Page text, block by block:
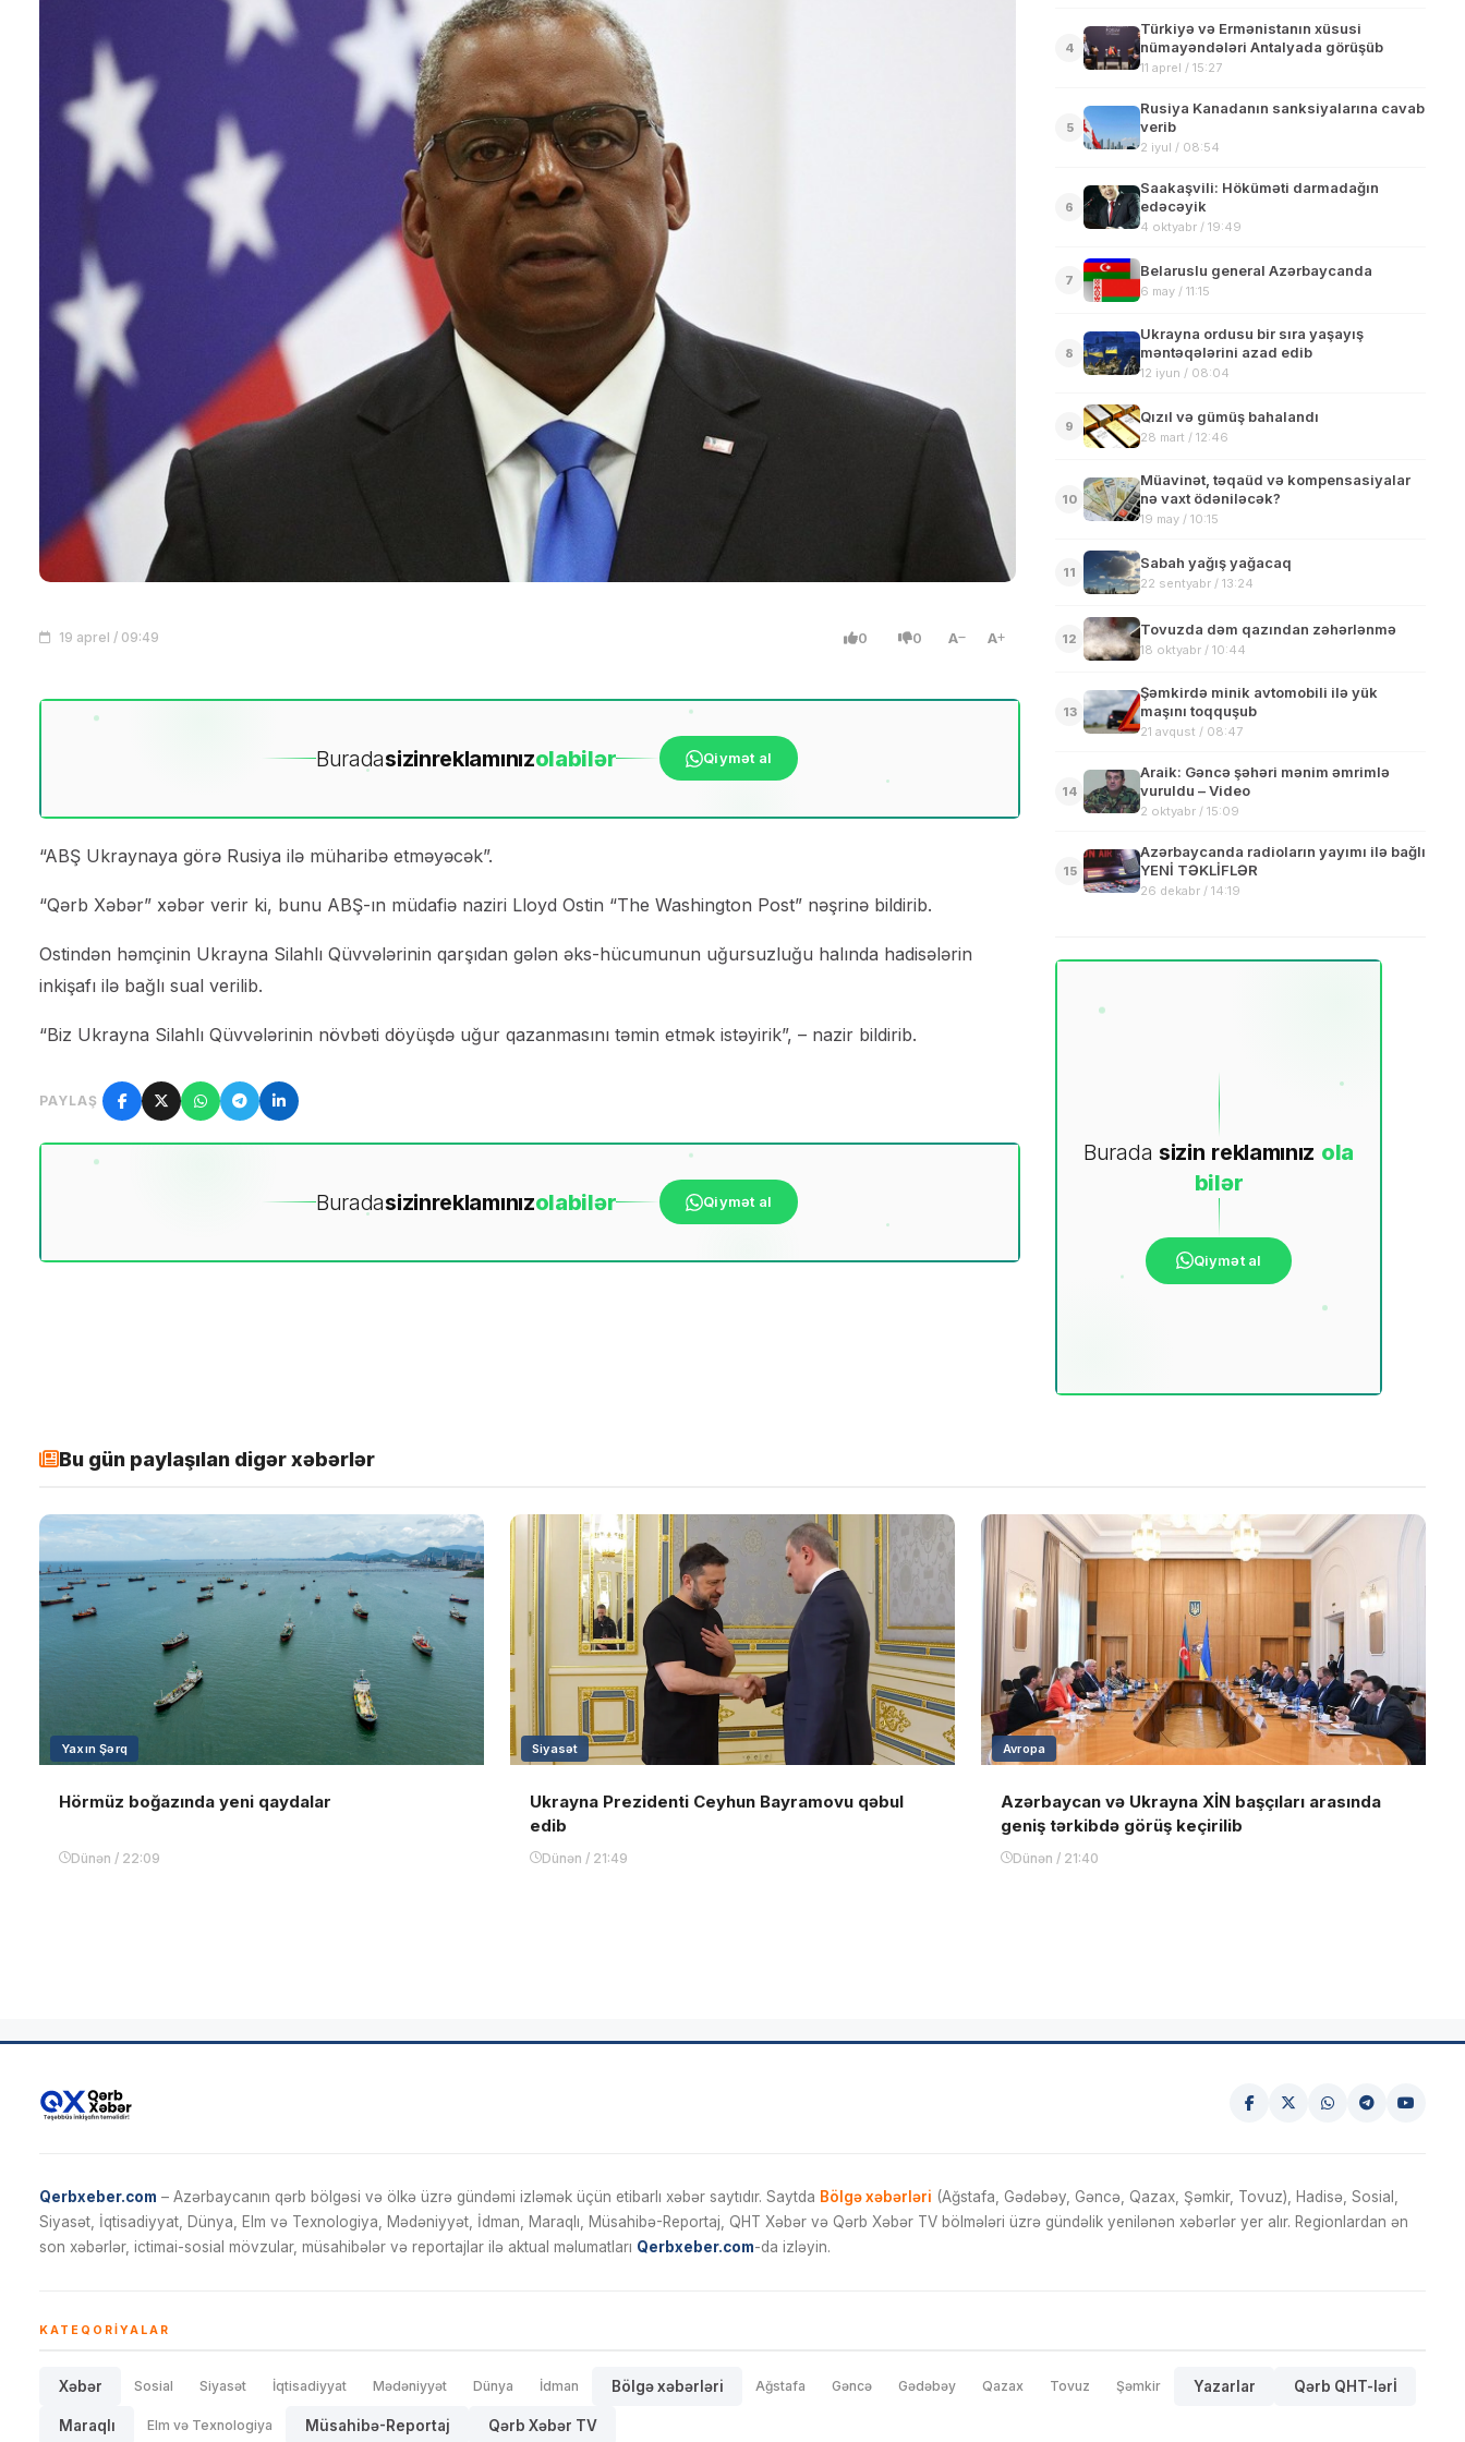
19 aprel / 09:49 0 0 A A
Buradasizinreklamınızolabilər Qiymət al
“ABŞ Ukraynaya görə Rusiya ilə müharibə etməyəcək”.
“Qərb Xəbər” xəbər verir ki, bunu ABŞ-ın müdafiə naziri Lloyd Ostin “The Washington Post” nəşrinə bildirib.
Ostindən həmçinin Ukrayna Silahlı Qüvvələrinin qarşıdan gələn əks-hücumunun uğursuzluğu halında hadisələrin
inkişafı ilə bağlı sual verilib.
“Biz Ukrayna Silahlı Qüvvələrinin növbəti döyüşdə uğur qazanmasını təmin etmək istəyirik”, – nazir bildirib.
PAYLAŞ
Buradasizinreklamınızolabilər Qiymət al
4
Türkiyə və Ermənistanın xüsusi
nümayəndələri Antalyada görüşüb
11 aprel / 15:27
5
Rusiya Kanadanın sanksiyalarına cavab
verib
2 iyul / 08:54
6
Saakaşvili: Höküməti darmadağın
edəcəyik
4 oktyabr / 19:49
7
Belaruslu general Azərbaycanda
6 may / 11:15
8
Ukrayna ordusu bir sıra yaşayış
məntəqələrini azad edib
12 iyun / 08:04
9
Qızıl və gümüş bahalandı
28 mart / 12:46
10
Müavinət, təqaüd və kompensasiyalar
nə vaxt ödəniləcək?
19 may / 10:15
11
Sabah yağış yağacaq
22 sentyabr / 13:24
12
Tovuzda dəm qazından zəhərlənmə
18 oktyabr / 10:44
13
Şəmkirdə minik avtomobili ilə yük
maşını toqquşub
21 avqust / 08:47
14
Araik: Gəncə şəhəri mənim əmrimlə
vuruldu – Video
2 oktyabr / 15:09
15
Azərbaycanda radioların yayımı ilə bağlı
YENİ TƏKLİFLƏR
26 dekabr / 14:19
Burada sizin reklamınız ola
bilər
Qiymət al
Bu gün paylaşılan digər xəbərlər
Yaxın Şərq
Hörmüz boğazında yeni qaydalar
Dünən / 22:09
Siyasət
Ukrayna Prezidenti Ceyhun Bayramovu qəbul
edib
Dünən / 21:49
Avropa
Azərbaycan və Ukrayna XİN başçıları arasında
geniş tərkibdə görüş keçirilib
Dünən / 21:40
Qerbxeber.com – Azərbaycanın qərb bölgəsi və ölkə üzrə gündəmi izləmək üçün etibarlı xəbər saytıdır. Saytda Bölgə xəbərləri (Ağstafa, Gədəbəy, Gəncə, Qazax, Şəmkir, Tovuz), Hadisə, Sosial,
Siyasət, İqtisadiyyat, Dünya, Elm və Texnologiya, Mədəniyyət, İdman, Maraqlı, Müsahibə-Reportaj, QHT Xəbər və Qərb Xəbər TV bölmələri üzrə gündəlik yenilənən xəbərlər yer alır. Regionlardan ən
son xəbərlər, ictimai-sosial mövzular, müsahibələr və reportajlar ilə aktual məlumatları Qerbxeber.com-da izləyin.
KATEQORIYALAR
Xəbər Sosial Siyasət İqtisadiyyat Mədəniyyət Dünya İdman Bölgə xəbərləri Ağstafa Gəncə Gədəbəy Qazax Tovuz Şəmkir Yazarlar Qərb QHT-lərİ
Maraqlı Elm və Texnologiya Müsahibə-Reportaj Qərb Xəbər TV